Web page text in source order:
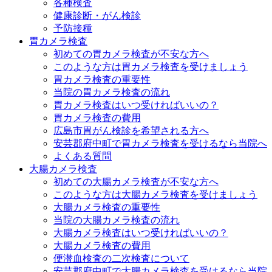
各種検査
健康診断・がん検診
予防接種
胃カメラ検査
初めての胃カメラ検査が不安な方へ
このような方は胃カメラ検査を受けましょう
胃カメラ検査の重要性
当院の胃カメラ検査の流れ
胃カメラ検査はいつ受ければいいの？
胃カメラ検査の費用
広島市胃がん検診を希望される方へ
安芸郡府中町で胃カメラ検査を受けるなら当院へ
よくある質問
大腸カメラ検査
初めての大腸カメラ検査が不安な方へ
このような方は大腸カメラ検査を受けましょう
大腸カメラ検査の重要性
当院の大腸カメラ検査の流れ
大腸カメラ検査はいつ受ければいいの？
大腸カメラ検査の費用
便潜血検査の二次検査について